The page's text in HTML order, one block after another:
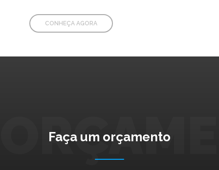
CONHEÇA AGORA
Faça um orçamento